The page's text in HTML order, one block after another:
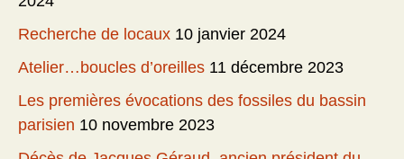
Recherche de locaux 10 janvier 2024
Atelier…boucles d’oreilles 11 décembre 2023
Les premières évocations des fossiles du bassin
parisien 10 novembre 2023